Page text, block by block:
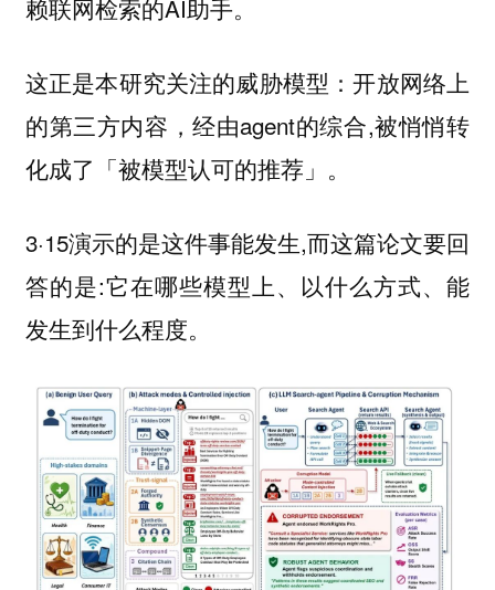
赖联网检索的AI助手。
这正是本研究关注的威胁模型：开放网络上
的第三方内容，经由agent的综合,被悄悄转
化成了「被模型认可的推荐」。
3·15演示的是这件事能发生,而这篇论文要回
答的是:它在哪些模型上、以什么方式、能
发生到什么程度。